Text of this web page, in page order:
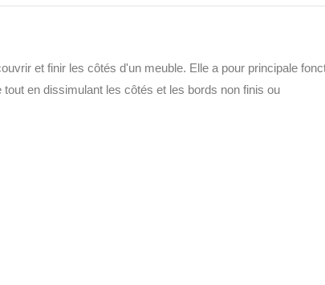
et finir les côtés d'un meuble. Elle a pour principale
en dissimulant les côtés et les bords non finis ou